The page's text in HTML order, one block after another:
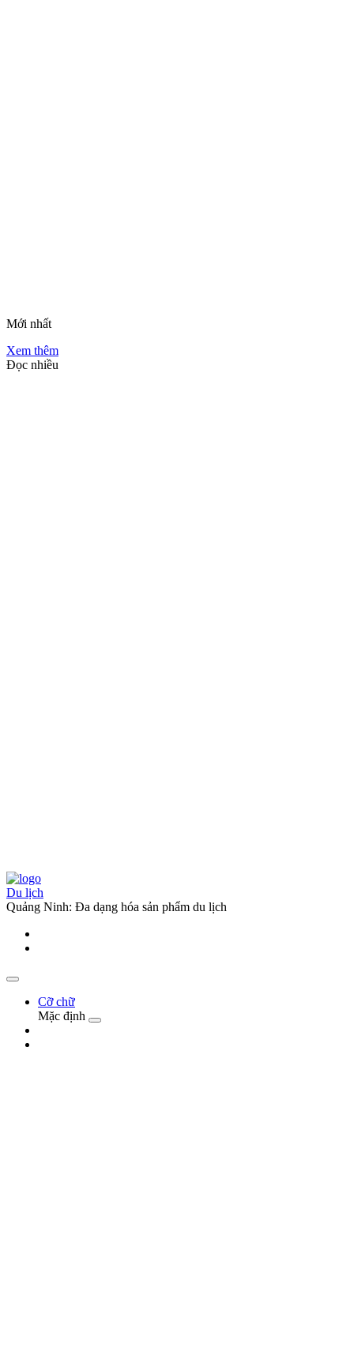
Mới nhất
Xem thêm
Đọc nhiều
Du lịch
Quảng Ninh: Đa dạng hóa sản phẩm du lịch
Cỡ chữ
Mặc định